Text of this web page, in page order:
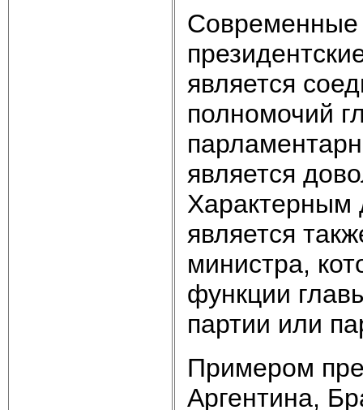
Современные
является
полномочий
является
Характерным
является
министра,
функции
партии или
Примером
Арген­тина,